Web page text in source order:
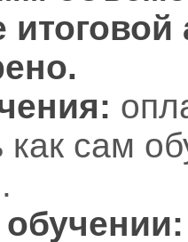
как сам